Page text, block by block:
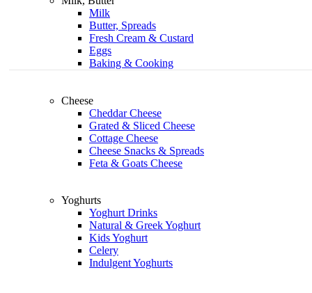
Milk
Butter, Spreads
Fresh Cream & Custard
Eggs
Baking & Cooking
Cheese
Cheddar Cheese
Grated & Sliced Cheese
Cottage Cheese
Cheese Snacks & Spreads
Feta & Goats Cheese
Yoghurts
Yoghurt Drinks
Natural & Greek Yoghurt
Kids Yoghurt
Celery
Indulgent Yoghurts